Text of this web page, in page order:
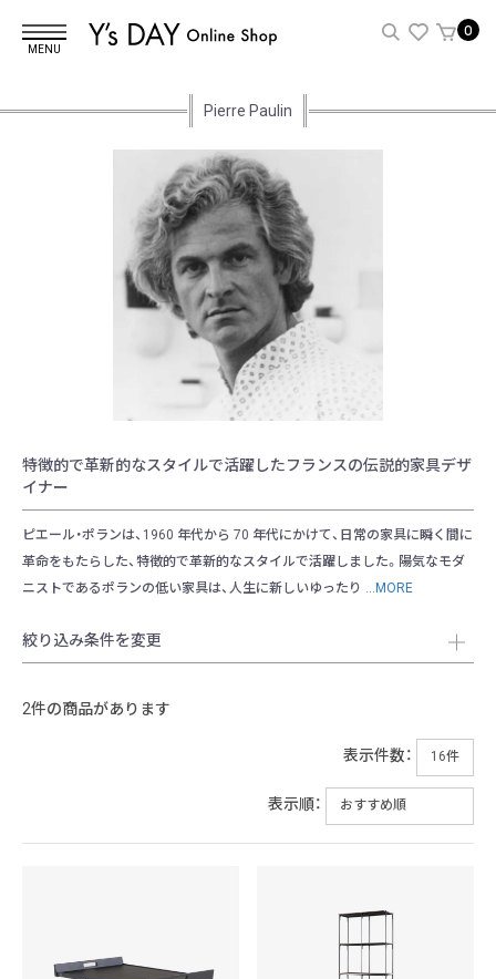
MENU
0
Pierre Paulin
特徴的で革新的なスタイルで活躍したフランスの伝説的家具デザ
イナー
ピエール・ポランは、1960 年代から 70 年代にかけて、日常の家具に瞬く間に
革命をもたらした、特徴的で革新的なスタイルで活躍しました。陽気なモダ
ニストであるポランの低い家具は、人生に新しいゆったり
...MORE
絞り込み条件を変更
2件の商品があります
表示件数：
表示順：